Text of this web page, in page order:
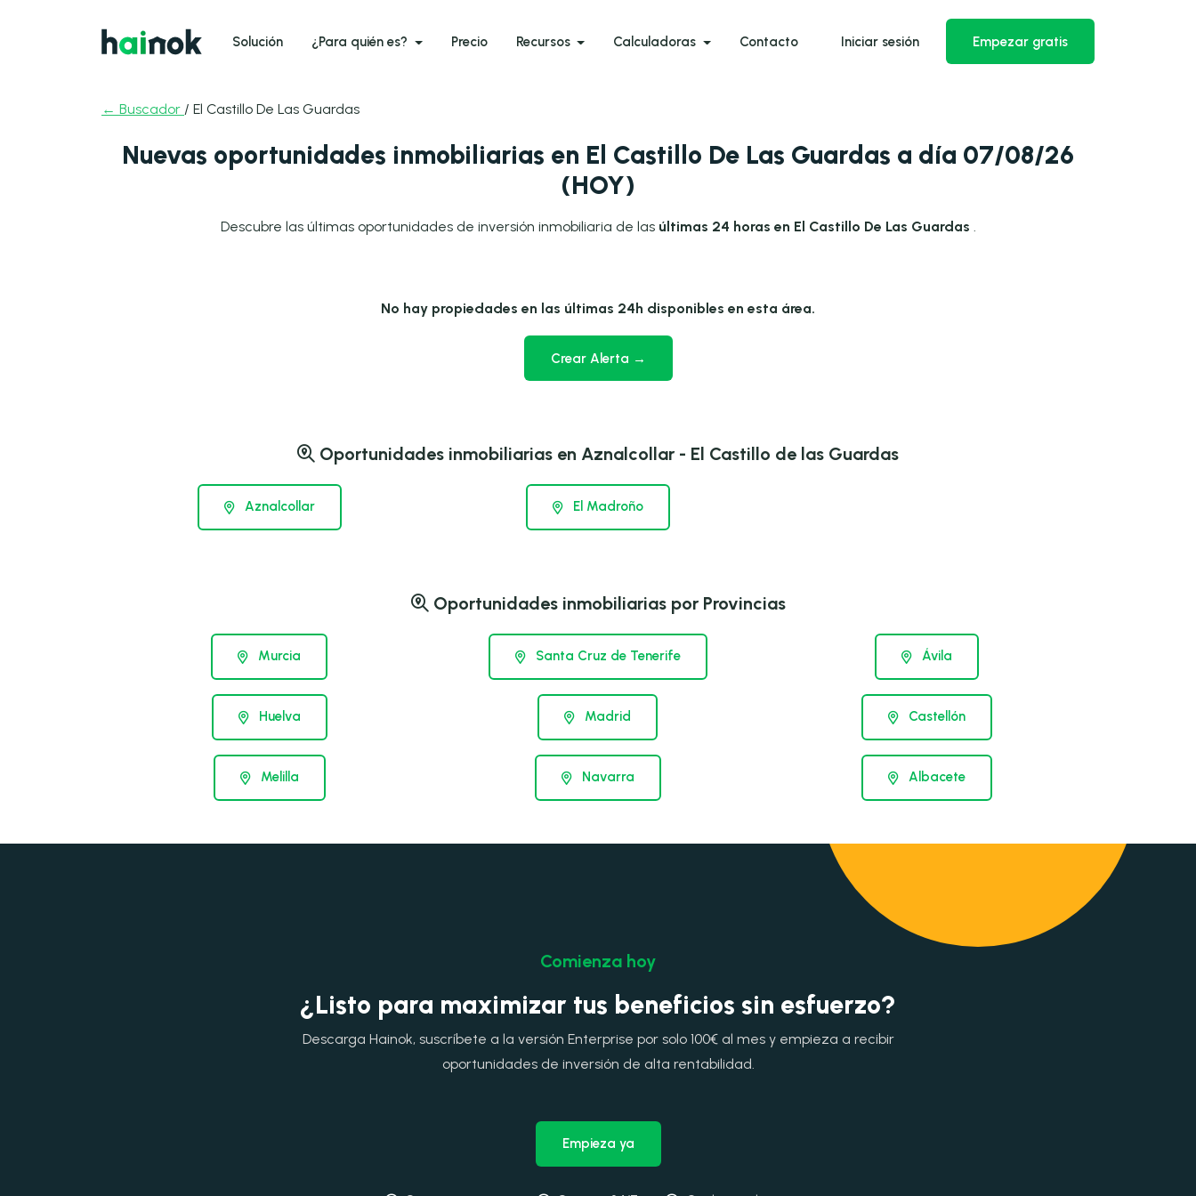
Solución ¿Para quién es? Precio Recursos Calculadoras Contacto Iniciar sesión Empezar gratis
← Buscador / El Castillo De Las Guardas
Nuevas oportunidades inmobiliarias en El Castillo De Las Guardas a día 07/08/26
(HOY)
Descubre las últimas oportunidades de inversión inmobiliaria de las últimas 24 horas en El Castillo De Las Guardas .
No hay propiedades en las últimas 24h disponibles en esta área.
Crear Alerta →
Oportunidades inmobiliarias en Aznalcollar - El Castillo de las Guardas
Aznalcollar El Madroño
Oportunidades inmobiliarias por Provincias
Murcia Santa Cruz de Tenerife Ávila
Huelva Madrid Castellón
Melilla Navarra Albacete
Comienza hoy
¿Listo para maximizar tus beneficios sin esfuerzo?
Descarga Hainok, suscríbete a la versión Enterprise por solo 100€ al mes y empieza a recibir
oportunidades de inversión de alta rentabilidad.
Empieza ya